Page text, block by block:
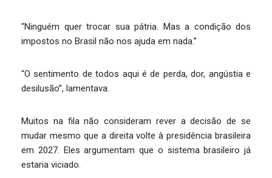
“Ninguém quer trocar sua pátria. Mas a condição dos
impostos no Brasil não nos ajuda em nada.”
“O sentimento de todos aqui é de perda, dor, angústia e
desilusão”, lamentava.
Muitos na fila não consideram rever a decisão de se
mudar mesmo que a direita volte à presidência brasileira
em 2027. Eles argumentam que o sistema brasileiro já
estaria viciado.